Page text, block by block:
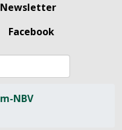
Newsletter
Facebook
m-NBV